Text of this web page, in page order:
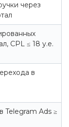
через
CPL ≤ 18 у.е.
в
Telegram Ads ≥